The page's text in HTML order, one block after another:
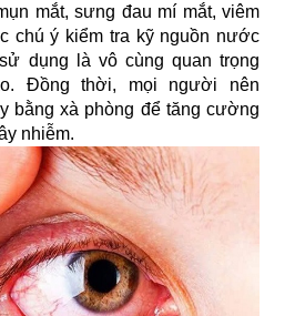
mắt, sưng đau mí mắt, viêm
chú ý kiểm tra kỹ nguồn nước
dụng là vô cùng quan trọng
Đồng thời, mọi người nên
bằng xà phòng để tăng cường
nhiễm.